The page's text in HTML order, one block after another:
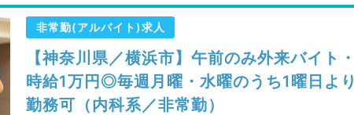
非常勤(アルバイト)求人
【神奈川県／横浜市】午前のみ外来バイト・
時給1万円◎毎週月曜・水曜のうち1曜日より
勤務可（内科系／非常勤）